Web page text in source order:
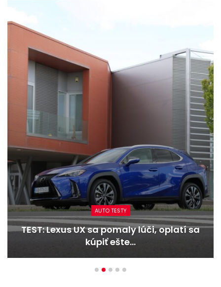
AUTO TESTY
TEST: Dacia Duster hybrid-G 150 4×4 –
Trojitý útok